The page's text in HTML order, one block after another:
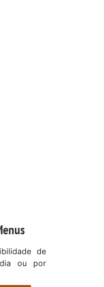
de
ou por